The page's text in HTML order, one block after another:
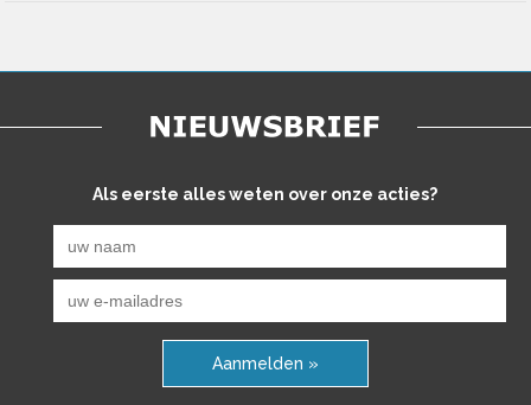
Als eerste alles weten over onze acties?
Aanmelden »